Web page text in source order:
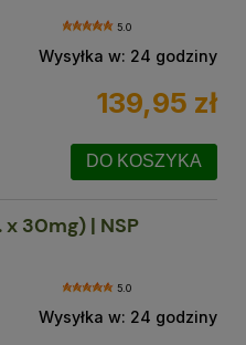
5.0
Wysyłka w: 24 godziny
139,95 zł
DO KOSZYKA
30mg) | NSP
5.0
Wysyłka w: 24 godziny